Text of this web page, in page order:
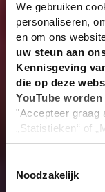
We gebruiken
personaliseren,
en om ons
uw steun aan
Kennisgeving
die op deze
YouTube
"Accepteer graag
„Statistieken“ of
op "Selectie
VS zijn door het
Noodzakelijk